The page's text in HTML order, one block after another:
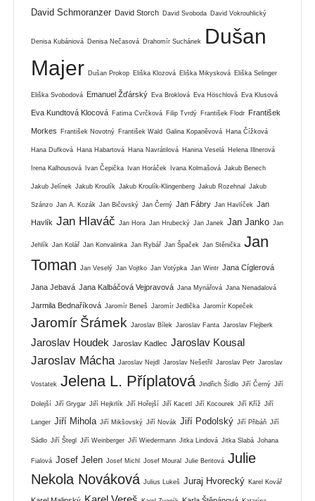
David Schmoranzer David Storch David Svoboda David Vokrouhlický
Denisa Kubániová Denisa Nečasová Drahomír Suchánek
Dušan
Majer Dušan Prokop Eliška Klozová Eliška Mikysková Eliška Selinger
Eliška Svobodová Emanuel Žďárský Eva Broklová Eva Höschlová Eva Klusová
Eva Kundtová Klocová Fatima Cvrčková Filip Tvrdý František Flodr František
Morkes František Novotný František Wald Galina Kopaněvová Hana Čížková
Hana Dufková Hana Habartová Hana Navrátilová Hanina Veselá Helena Illnerová
Irena Kalhousová Ivan Čepička Ivan Horáček Ivana Kolmašová Jakub Benech
Jakub Jelínek Jakub Kroulík Jakub Kroulík-Klingenberg Jakub Rozehnal Jakub
Szánzo Jan A. Kozák Jan Bičovský Jan Černý Jan Fábry Jan Havlíček Jan
Havlík Jan Hlaváč Jan Hora Jan Hrubecký Jan Janek Jan Janko Jan
Jehlík Jan Kolář Jan Konvalinka Jan Rybář Jan Špaček Jan Stěnička Jan
Toman
Jan Veselý Jan Vojtko Jan Votýpka Jan Wintr Jana Cíglerová
Jana Jebavá Jana Kalbáčová Vejpravová Jana Mynářová Jana Nenadalová
Jarmila Bednaříková Jaromír Beneš Jaromír Jedlička Jaromír Kopeček
Jaromír Šrámek Jaroslav Bílek Jaroslav Fanta Jaroslav Flejberk
Jaroslav Houdek Jaroslav Kadlec Jaroslav Kousal
Jaroslav Mácha Jaroslav Nejdl Jaroslav Nešetřil Jaroslav Petr Jaroslav
Vostatek Jelena L. Příplatová Jindřich Šídlo Jiří Černý Jiří
Dolejší Jiří Grygar Jiří Hejkrlík Jiří Hořejší Jiří Kacetl Jiří Kocourek Jiří Kříž Jiří
Langer Jiří Mihola Jiří Mikšovský Jiří Novák Jiří Podolský Jiří Přibáň Jiří
Sádlo Jiří Štegl Jiří Weinberger Jiří Wiedermann Jitka Lindová Jitka Slabá Johana
Fialová Josef Jelen Josef Michl Josef Moural Julie Beritová Julie
Nekola Nováková Julius Lukeš Juraj Hvorecký Karel Kovář